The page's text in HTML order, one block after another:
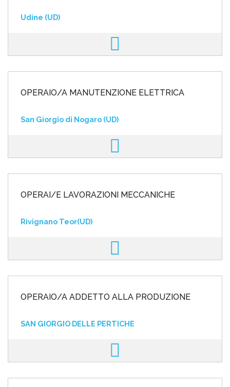
Udine (UD)
OPERAIO/A MANUTENZIONE ELETTRICA
San Giorgio di Nogaro (UD)
OPERAI/E LAVORAZIONI MECCANICHE
Rivignano Teor(UD)
OPERAIO/A ADDETTO ALLA PRODUZIONE
SAN GIORGIO DELLE PERTICHE